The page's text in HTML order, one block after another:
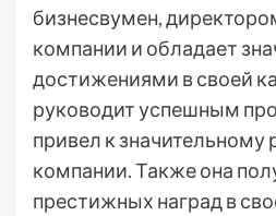
бизнесвумен,
компании и обладает
достижениями в своей
руководит успешным
привел к значительному
компании. Также она
престижных наград в